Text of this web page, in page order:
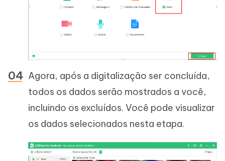
Agora, após a digitalização ser concluída,
todos os dados serão mostrados a você,
incluindo os excluídos. Você pode visualizar
os dados selecionados nesta etapa.